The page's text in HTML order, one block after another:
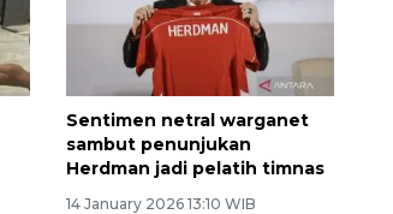
Sentimen netral warganet
sambut penunjukan
Herdman jadi pelatih timnas
14 January 2026 13:10 WIB